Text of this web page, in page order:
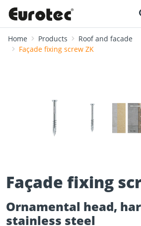
Home Products
Roof and facade
Façade fixing screw ZK
Façade fixing
Ornamental head,
stainless steel